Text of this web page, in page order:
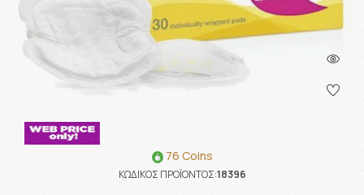
76 Coins
ΚΩΔΙΚΟΣ ΠΡΟΪΟΝΤΟΣ:18396